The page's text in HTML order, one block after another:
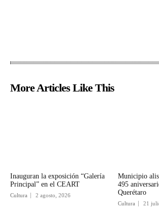
More Articles Like This
Inauguran la exposición “Galería
Principal” en el CEART
Cultura 2 agosto, 2026
Municipio
495
Querétaro
Cultura 21